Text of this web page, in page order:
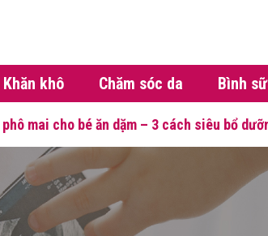
Khăn khô Chăm sóc da Bình
phô mai cho bé ăn dặm – 3 cách siêu bổ